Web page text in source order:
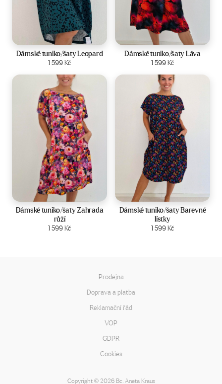
Velikost:44-50
Dámské tuniko/šaty Leopard
1 599Kč
Zobrazit produkt
Velikost: 44-50
Dámské tuniko/šaty Láva
1 599Kč
Zobrazit produkt
Velikost:44-50
Dámské tuniko/šaty Zahrada
růží
1 599Kč
Zobrazit produkt
Velikost:44-50
Dámské tuniko/šaty Barevné
lístky
1 599Kč
Zobrazit produkt
Prodejna
Doprava a platba
Reklamační řád
VOP
GDPR
Cookies
Copyright ©2026 Bc. Aneta Kraus